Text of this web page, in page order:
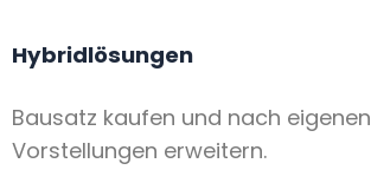
Hybridlösungen
Bausatz kaufen und nach eigenen
Vorstellungen erweitern.